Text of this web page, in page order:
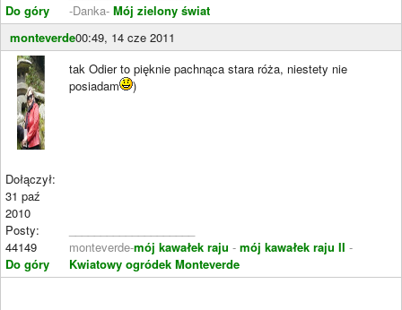
Do góry
-Danka- Mój zielony świat
monteverde00:49, 14 cze 2011
Dołączył:
31 paź
2010
Posty:
44149
Do góry
tak Odier to pięknie pachnąca stara róża, niestety nie
posiadam
)
monteverde-mój kawałek raju - mój kawałek raju II -
Kwiatowy ogródek Monteverde